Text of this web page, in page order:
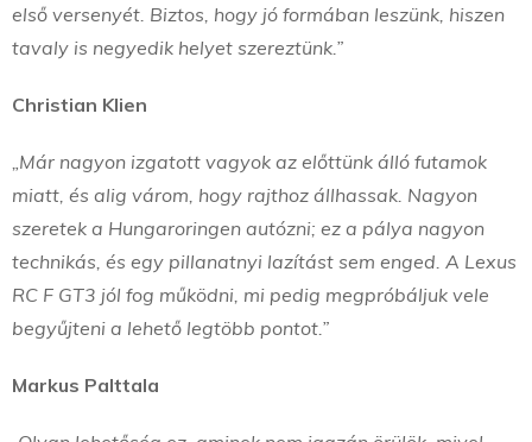
első versenyét. Biztos, hogy jó formában leszünk, hiszen
tavaly is negyedik helyet szereztünk.”
Christian Klien
„Már nagyon izgatott vagyok az előttünk álló futamok
miatt, és alig várom, hogy rajthoz állhassak. Nagyon
szeretek a Hungaroringen autózni; ez a pálya nagyon
technikás, és egy pillanatnyi lazítást sem enged. A Lexus
RC F GT3 jól fog működni, mi pedig megpróbáljuk vele
begyűjteni a lehető legtöbb pontot.”
Markus Palttala